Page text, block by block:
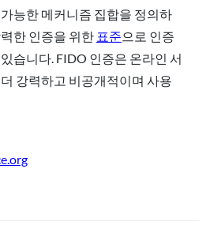
능한 메커니즘 집합을 정의하
한 인증을 위한 표준으로 인증
습니다. FIDO 인증은 온라인 서
강력하고 비공개적이며 사용